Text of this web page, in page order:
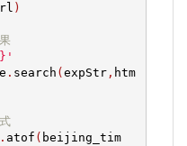
)
. search ( expStr, htm
. atof ( beijing_tim